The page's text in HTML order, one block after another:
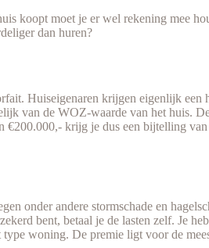
koopt moet je er wel rekening mee
dan huren?
Huiseigenaren krijgen eigenlijk een
van de WOZ-waarde van het huis.
€200.000,- krijg je dus een bijtelling
onder andere stormschade en
bent, betaal je de lasten zelf. Je
woning. De premie ligt voor de